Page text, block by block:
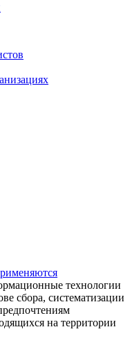
технологии
сбора, систематизации
на территории